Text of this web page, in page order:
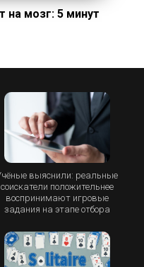
на мозг: 5 минут
выяснили: реальные
соискатели положительнее
воспринимают игровые
задания на этапе отбора